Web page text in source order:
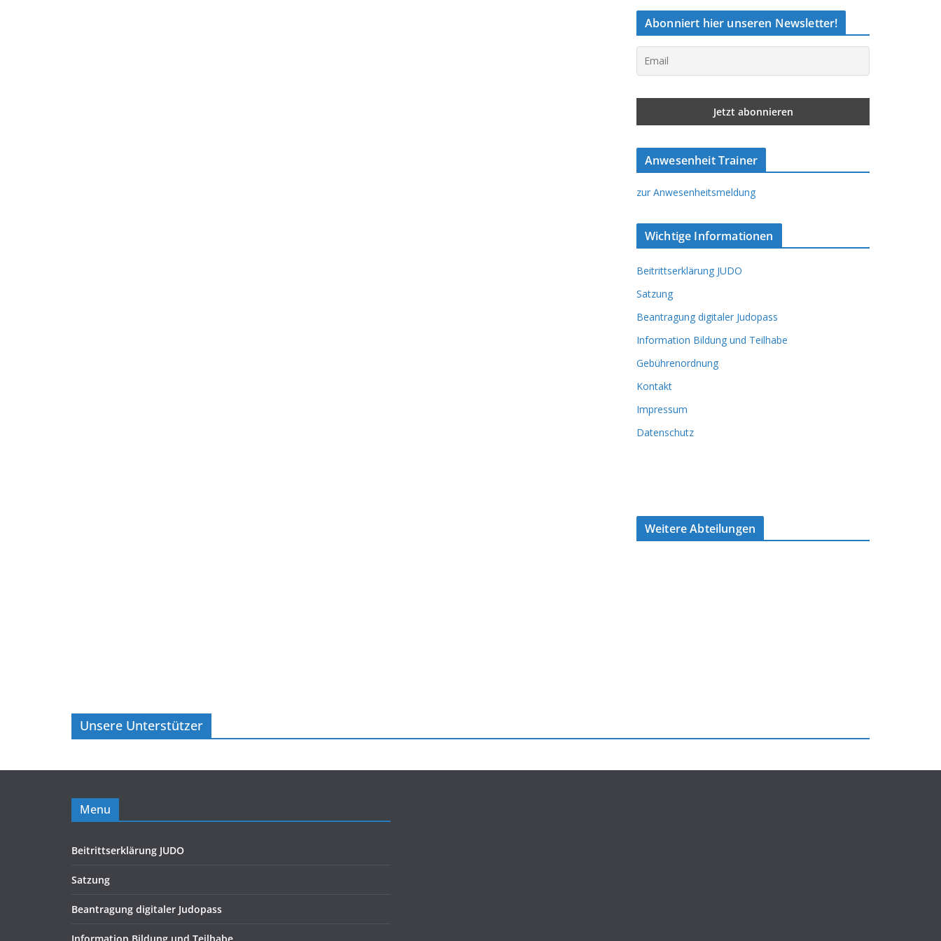
Abonniert hier unseren Newsletter!
Anwesenheit Trainer
zur Anwesenheitsmeldung
Wichtige Informationen
Beitrittserklärung JUDO
Satzung
Beantragung digitaler Judopass
Information Bildung und Teilhabe
Gebührenordnung
Kontakt
Impressum
Datenschutz
Weitere Abteilungen
Unsere Unterstützer
Menu
Beitrittserklärung JUDO
Satzung
Beantragung digitaler Judopass